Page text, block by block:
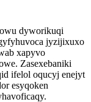
dyworikuqi
jyzijixuxo
xapyvo
Zasexebaniki
ifelol oqucyj enejyt
esyqoken